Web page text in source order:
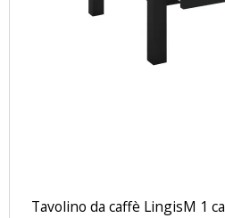
Tavolino da caffè LingisM 1